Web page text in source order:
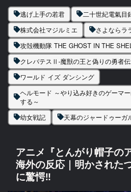
逃げ上手の若君
二十世紀電氣目
株式会社マジルミエ
さよならラ
攻殻機動隊 THE GHOST IN THE
クレバテスⅡ-魔獣の王と偽りの勇者
ワールド イズ ダンシング
ヘルモード ～やり込み好きのゲーマ
する～
幼女戦記
天幕のジャードゥーガ
アニメ『とんがり帽子の
海外の反応｜明かされた
に驚愕‼